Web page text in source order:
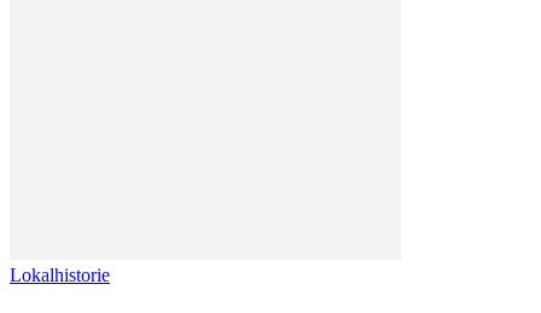
Lokalhistorie